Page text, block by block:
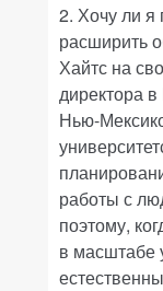
2. Хочу ли я
расширить
Хайтс на
директора
Нью-
работы с
поэтому,
в масштабе